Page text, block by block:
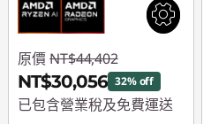
原價 NT$44,402
NT$30,056 32% off
已包含營業稅及免費運送